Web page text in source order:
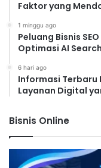
Faktor yang
1 minggu ago
Peluang Bisnis
Optimasi AI
6 hari ago
Informasi Terbaru
Layanan Digital
Bisnis Online